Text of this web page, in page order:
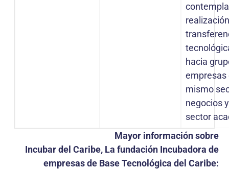
hacia
empresas
mismo
negocios
sector
Mayor información sobre
Incubar del Caribe, La fundación Incubadora de
empresas de Base Tecnológica del Caribe: